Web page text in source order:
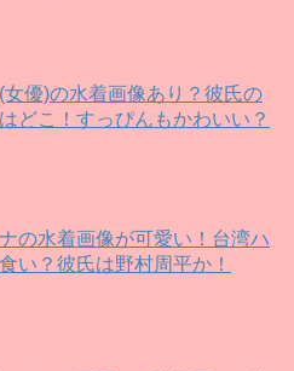
女優)の水着画像あり？彼氏の
どこ！すっぴんもかわいい？
の水着画像が可愛い！台湾ハ
い？彼氏は野村周平か！